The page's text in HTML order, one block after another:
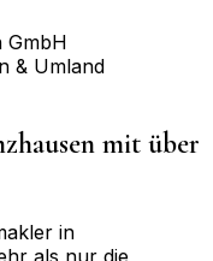
GmbH
& Umland
mit über
in
als nur die